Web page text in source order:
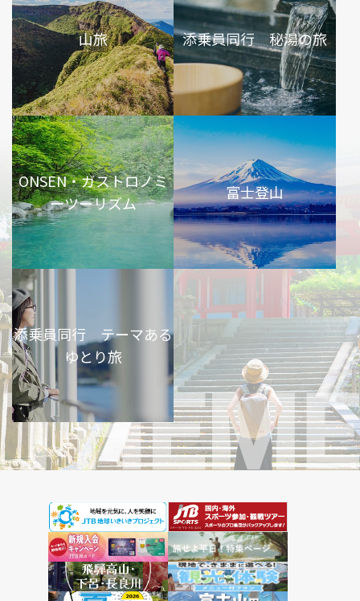
山旅 添乗員同行 秘湯の旅
ONSEN・ガストロノミ
ーツーリズム
富士登山
添乗員同行 テーマある
ゆとり旅